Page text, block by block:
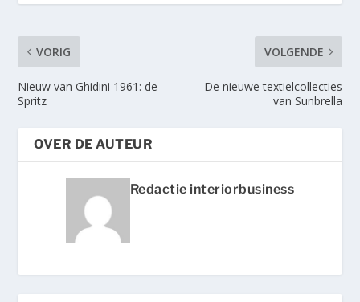
VORIG
Nieuw van Ghidini 1961: de
Spritz
VOLGENDE
De nieuwe textielcollecties
van Sunbrella
OVER DE AUTEUR
Redactie interiorbusiness